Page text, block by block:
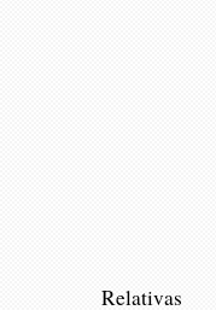
Relativas